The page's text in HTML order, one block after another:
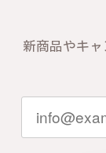
新商品やキ